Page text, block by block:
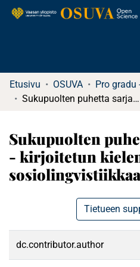
Etusivu OSUVA
Sukupuolten puhetta sarjakuvissa - kirjoitetun kielen sosiolingvistiikkaa
Sukupuolten
- kirjoitetun
sosiolingvistiikkaa
Tietueen
dc.contributor.author